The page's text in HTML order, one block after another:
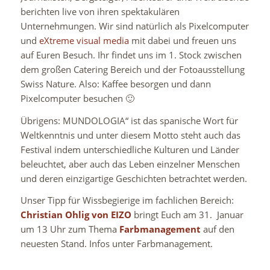
berichten live von ihren spektakulären
Unternehmungen. Wir sind natürlich als Pixelcomputer
und eXtreme visual mediamit dabei und freuen uns
auf Euren Besuch. Ihr findet uns im 1. Stock zwischen
dem großen Catering Bereich und der Fotoausstellung
Swiss Nature. Also: Kaffee besorgen und dann
Pixelcomputer besuchen 🙂
Übrigens: MUNDOLOGIA“ ist das spanische Wort für
Weltkenntnis und unter diesem Motto steht auch das
Festival indem unterschiedliche Kulturen und Länder
beleuchtet, aber auch das Leben einzelner Menschen
und deren einzigartige Geschichten betrachtet werden.
Unser Tipp für Wissbegierige im fachlichen Bereich:
Christian Ohlig von EIZO bringt Euch am 31. Januar
um 13 Uhr zum Thema Farbmanagement auf den
neuesten Stand. Infos unter Farbmanagement.